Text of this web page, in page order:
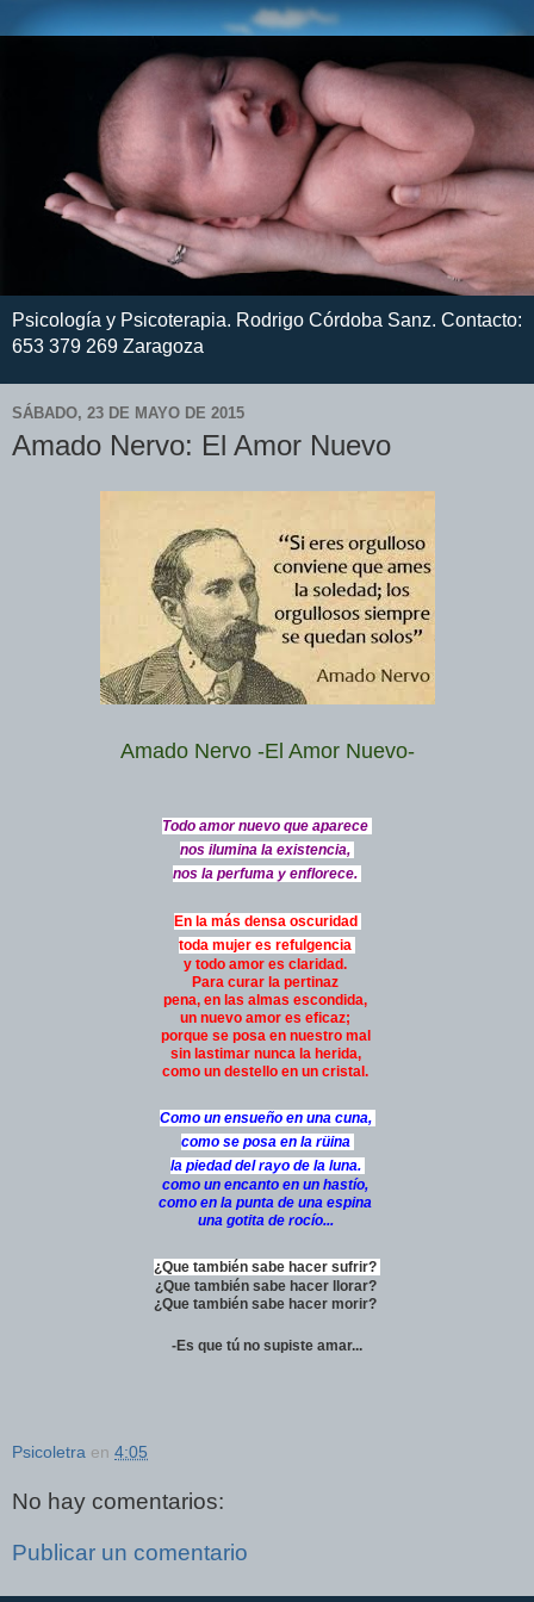
Psicología y Psicoterapia. Rodrigo Córdoba Sanz. Contacto:
653 379 269 Zaragoza
SÁBADO, 23 DE MAYO DE 2015
Amado Nervo: El Amor Nuevo
Amado Nervo -El Amor Nuevo-
Todo amor nuevo que aparece
nos ilumina la existencia,
nos la perfuma y enflorece.
En la más densa oscuridad
toda mujer es refulgencia
y todo amor es claridad.
Para curar la pertinaz
pena, en las almas escondida,
un nuevo amor es eficaz;
porque se posa en nuestro mal
sin lastimar nunca la herida,
como un destello en un cristal.
Como un ensueño en una cuna,
como se posa en la rüina
la piedad del rayo de la luna.
como un encanto en un hastío,
como en la punta de una espina
una gotita de rocío...
¿Que también sabe hacer sufrir?
¿Que también sabe hacer llorar?
¿Que también sabe hacer morir?
-Es que tú no supiste amar...
Psicoletra en 4:05
No hay comentarios:
Publicar un comentario